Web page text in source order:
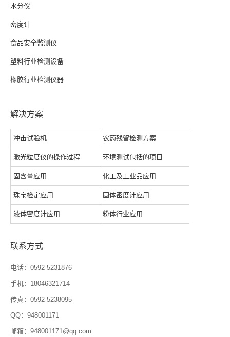
水分仪
密度计
食品安全监测仪
塑料行业检测设备
橡胶行业检测仪器
解决方案
冲击试验机 农药残留检测方案
激光粒度仪的操作过程 环境测试包括的项目
固含量应用 化工及工业品应用
珠宝检定应用 固体密度计应用
液体密度计应用 粉体行业应用
联系方式
电话：0592-5231876
手机：18046321714
传真：0592-5238095
QQ：948001171
邮箱：948001171@qq.com